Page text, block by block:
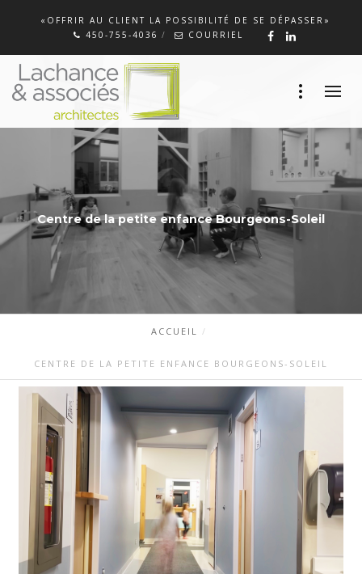
«OFFRIR AU CLIENT LA POSSIBILITÉ DE SE DÉPASSER»
450-755-4036
COURRIEL
Centre de la petite enfance Bourgeons-Soleil
ACCUEIL
CENTRE DE LA PETITE ENFANCE BOURGEONS-SOLEIL